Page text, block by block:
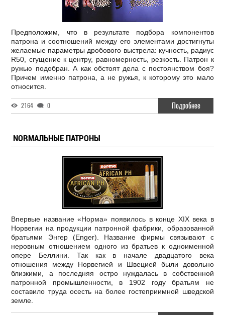
Предположим, что в результате подбора компонентов
патрона и соотношений между его элементами достигнуты
желаемые параметры дробового выстрела: кучность, радиус
R50, сгущение к центру, равномерность, резкость. Патрон к
ружью подобран. А как обстоят дела с постоянством боя?
Причем именно патрона, а не ружья, к которому это мало
относится.
2164 0 Подробнее
NORMAЛЬНЫЕ ПАТРОНЫ
Впервые название «Норма» появилось в конце XIX века в
Норвегии на продукции патронной фабрики, образованной
братьями Энгер (Enger). Название фирмы связывают с
неровным отношением одного из братьев к одноименной
опере Беллини. Так как в начале двадцатого века
отношения между Норвегией и Швецией были довольно
близкими, а последняя остро нуждалась в собственной
патронной промышленности, в 1902 году братьям не
составило труда осесть на более гостеприимной шведской
земле.